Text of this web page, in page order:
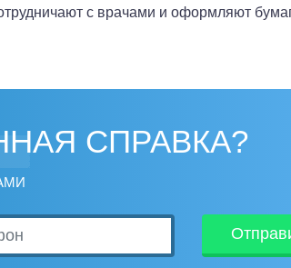
с врачами и оформляют
СПРАВКА?